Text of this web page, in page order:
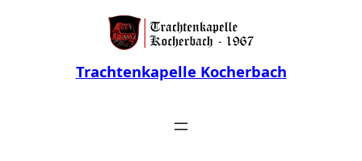
Trachtenkapelle Kocherbach